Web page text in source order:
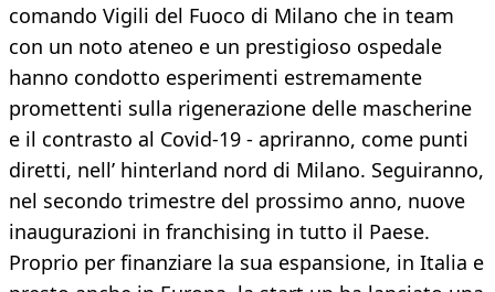
comando Vigili del Fuoco di Milano che in team
con un noto ateneo e un prestigioso ospedale
hanno condotto esperimenti estremamente
promettenti sulla rigenerazione delle mascherine
e il contrasto al Covid-19 - apriranno, come punti
diretti, nell’ hinterland nord di Milano. Seguiranno,
nel secondo trimestre del prossimo anno, nuove
inaugurazioni in franchising in tutto il Paese.
Proprio per finanziare la sua espansione, in Italia e